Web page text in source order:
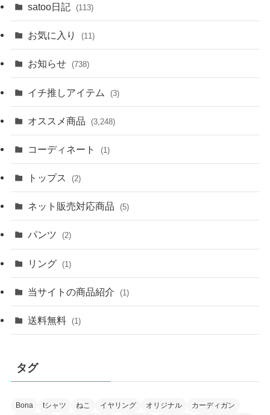
satoo日記 (113)
お気に入り (11)
お知らせ (738)
イチ推しアイテム (3)
オススメ商品 (3,248)
コーディネート (1)
トップス (2)
ネット販売対応商品 (5)
パンツ (2)
リング (1)
当サイトの商品紹介 (1)
送料無料 (1)
タグ
Bona tシャツ ねこ イヤリング オリジナル カーディガン